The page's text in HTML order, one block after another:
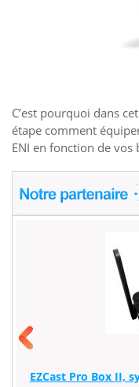
C’est pourquoi dans
étape comment
ENI en fonction de vos
EZCast Pro Box II,